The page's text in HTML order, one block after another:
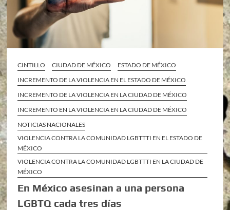
CINTILLO CIUDAD DE MÉXICO
ESTADO DE MÉXICO
INCREMENTO DE LA VIOLENCIA EN EL ESTADO DE MÉXICO
INCREMENTO DE LA VIOLENCIA EN LA CIUDAD DE MÉXICO
INCREMENTO EN LA VIOLENCIA EN LA CIUDAD DE MÉXICO
NOTICIAS NACIONALES
VIOLENCIA CONTRA LA COMUNIDAD LGBTTTI EN EL ESTADO DE
MÉXICO
VIOLENCIA CONTRA LA COMUNIDAD LGBTTTI EN LA CIUDAD DE
MÉXICO
En México asesinan a una persona
LGBTQ cada tres días